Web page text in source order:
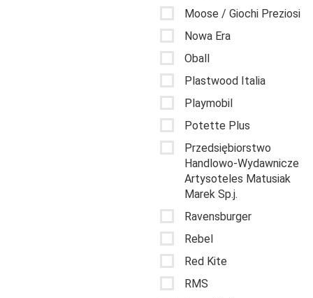
Moose / Giochi Preziosi
Nowa Era
Oball
Plastwood Italia
Playmobil
Potette Plus
Przedsiębiorstwo
Handlowo-Wydawnicze
Artysoteles Matusiak
Marek Sp.j.
Ravensburger
Rebel
Red Kite
RMS